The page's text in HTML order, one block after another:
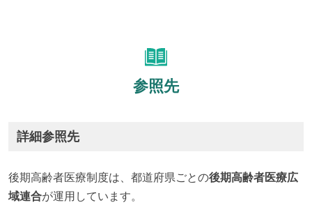
参照先
詳細参照先
後期高齢者医療制度は、都道府県ごとの後期高齢者医療広
域連合が運用しています。